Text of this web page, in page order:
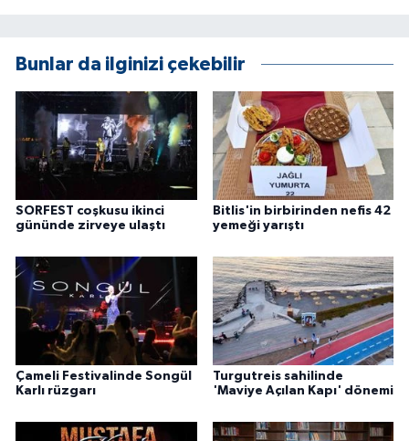
Bunlar da ilginizi çekebilir
SORFEST coşkusu ikinci
gününde zirveye ulaştı
Bitlis'in birbirinden nefis 42
yemeği yarıştı
Çameli Festivalinde Songül
Karlı rüzgarı
Turgutreis sahilinde
'Maviye Açılan Kapı' dönemi
YAŞAM
YEREL
Yerel Haberler